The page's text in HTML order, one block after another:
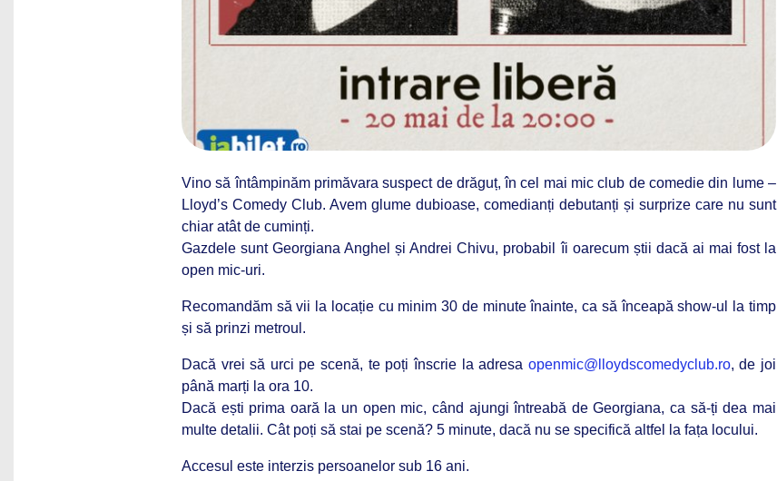
Vino să întâmpinăm primăvara suspect de drăguț, în cel mai mic club de comedie din lume –
Lloyd’s Comedy Club. Avem glume dubioase, comedianți debutanți și surprize care nu sunt
chiar atât de cuminți.
Gazdele sunt Georgiana Anghel și Andrei Chivu, probabil îi oarecum știi dacă ai mai fost la
open mic-uri.
Recomandăm să vii la locație cu minim 30 de minute înainte, ca să înceapă show-ul la timp
și să prinzi metroul.
Dacă vrei să urci pe scenă, te poți înscrie la adresa openmic@lloydscomedyclub.ro, de joi
până marți la ora 10.
Dacă ești prima oară la un open mic, când ajungi întreabă de Georgiana, ca să-ți dea mai
multe detalii. Cât poți să stai pe scenă? 5 minute, dacă nu se specifică altfel la fața locului.
Accesul este interzis persoanelor sub 16 ani.